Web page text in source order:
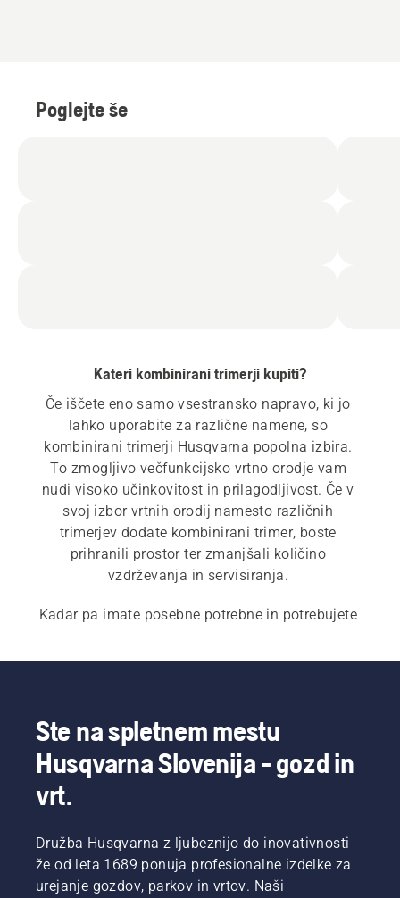
Poglejte še
Kateri kombinirani trimerji kupiti?
Če iščete eno samo vsestransko napravo, ki jo
lahko uporabite za različne namene, so
kombinirani trimerji Husqvarna popolna izbira.
To zmogljivo večfunkcijsko vrtno orodje vam
nudi visoko učinkovitost in prilagodljivost. Če v
svoj izbor vrtnih orodij namesto različnih
trimerjev dodate kombinirani trimer, boste
prihranili prostor ter zmanjšali količino
Kadar pa imate posebne potrebne in potrebujete
ponudbo obrezovalnikov, vključno
profesionalnimi obrezovalniki trave
Ste na spletnem mestu
Husqvarna Slovenija - gozd in
vrt.
Družba Husqvarna z ljubeznijo do inovativnosti
že od leta 1689 ponuja profesionalne izdelke za
urejanje gozdov, parkov in vrtov. Naši